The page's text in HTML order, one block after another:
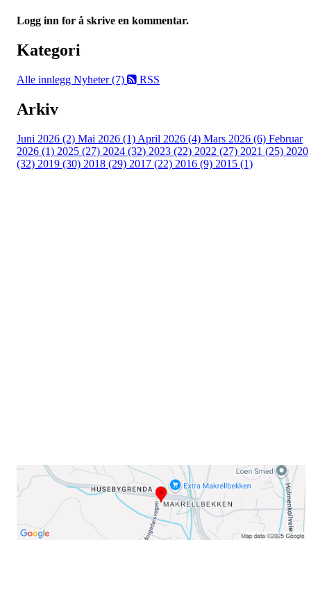
Logg inn for å skrive en kommentar.
Kategori
Alle innlegg Nyheter (7) RSS
Arkiv
Juni 2026 (2) Mai 2026 (1) April 2026 (4) Mars 2026 (6) Februar
2026 (1) 2025 (27) 2024 (32) 2023 (22) 2022 (27) 2021 (25) 2020
(32) 2019 (30) 2018 (29) 2017 (22) 2016 (9) 2015 (1)